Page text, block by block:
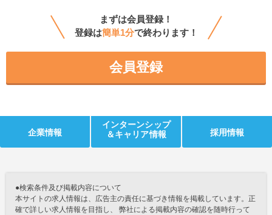
まずは会員登録！
登録は簡単1分で終わります！
会員登録
企業情報
インターンシップ
＆キャリア情報
採用情報
●検索条件及び掲載内容について
本サイトの求人情報は、広告主の責任に基づき情報を掲載しています。正
確で詳しい求人情報を目指し、 弊社による掲載内容の確認を随時行って